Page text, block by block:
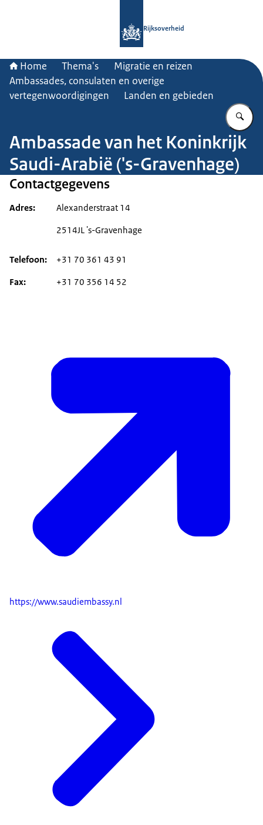
Rijksoverheid
Home Thema's
Migratie en reizen
Ambassades, consulaten en overige
vertegenwoordigingen
Landen en gebieden
Ambassade van het Koninkrijk
Saudi-Arabië ('s-Gravenhage)
Contactgegevens
Adres
Alexanderstraat 14
2514JL 's-Gravenhage
Telefoon +31 70 361 43 91
Fax +31 70 356 14 52
https://www.saudiembassy.nl